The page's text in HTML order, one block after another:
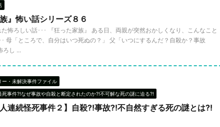
』怖い話シリーズ８６
怖ろしい話･･･ 『狂った家族』 ある日、両親が突然おかしくなり、こんなこと
･ 母「ところで、自分はいつ死ぬの？」 父「いつにするんだ？自殺か？事故
ろし ...
ー・未解決事件ファイル
死事件?!なぜ事故や自殺と断定されたのか?!不可解な死の謎に迫る?!
人連続怪死事件２】自殺?!事故?!不自然すぎる死の謎とは?!